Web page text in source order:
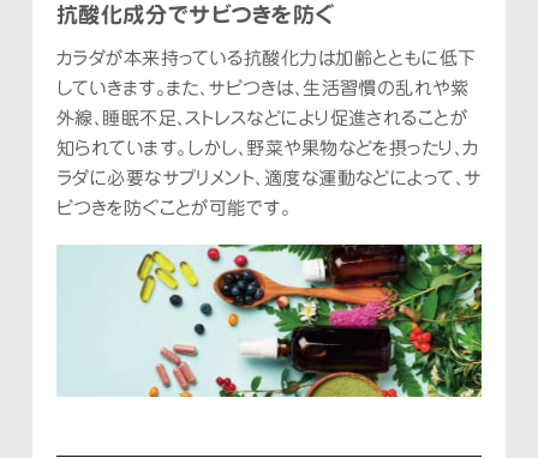
抗酸化成分でサビつきを防ぐ
カラダが本来持っている抗酸化力は加齢とともに低下
していきます。また、サビつきは、生活習慣の乱れや紫
外線、睡眠不足、ストレスなどにより促進されることが
知られています。しかし、野菜や果物などを摂ったり、カ
ラダに必要なサプリメント、適度な運動などによって、サ
ビつきを防ぐことが可能です。